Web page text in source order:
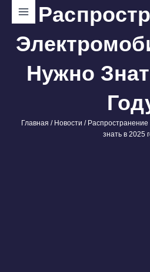
Перейти
содержимому
Нужно
Главная / Новости /
знать в 2025